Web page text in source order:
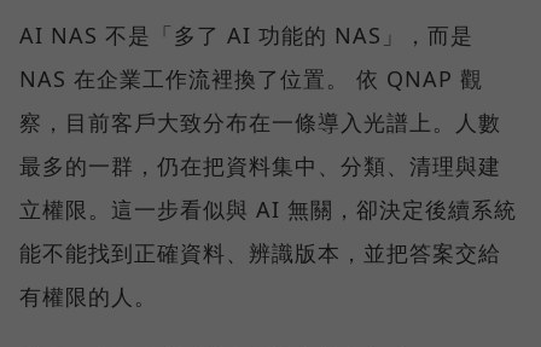
AI NAS 不是「多了 AI 功能的 NAS」，而是
NAS 在企業工作流裡換了位置。 依 QNAP 觀
察，目前客戶大致分布在一條導入光譜上。人數
最多的一群，仍在把資料集中、分類、清理與建
立權限。這一步看似與 AI 無關，卻決定後續系統
能不能找到正確資料、辨識版本，並把答案交給
有權限的人。